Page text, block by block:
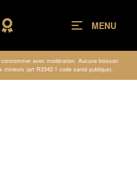
MENU
avec modération. Aucune boisson
mineurs (art R3342-1 code santé publique).